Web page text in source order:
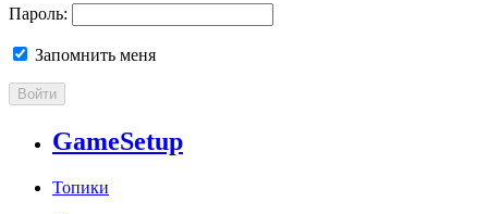
Пароль:
Запомнить меня
Войти
GameSetup
Топики